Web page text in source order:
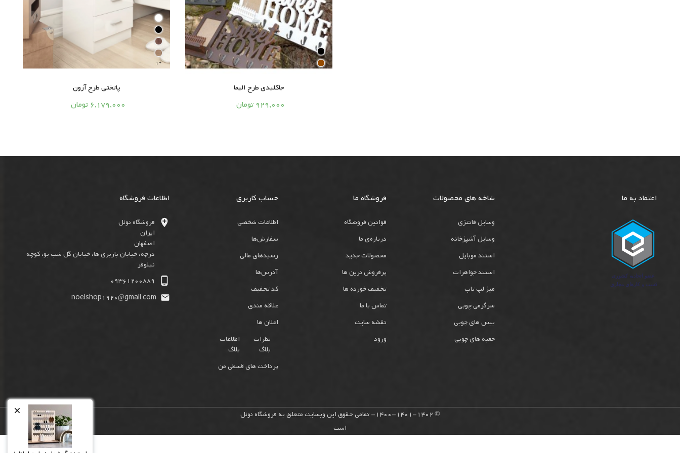

1 
پاتختی طرح آرون


6,179,000 تومان
جاکلیدی طرح الیما


929,000 تومان
اعتماد به ما شاخه های محصولات
وسایل فانتزی
وسایل آشپزخانه
استند موبایل
استند جواهرات
میز لپ تاپ
سرگرمی چوبی
بیس های چوبی
جعبه های چوبی
فروشگاه ما
قوانین فروشگاه
درباره‌ی ما
محصولات جدید
پرفروش ترین ها
تخفیف خورده ها
تماس با ما
نقشه سایت
ورود
حساب کاربری
اطلاعات شخصی
سفارش‌ها
رسیدهای مالی
آدرس‌ها
کد تخفیف
علاقه مندی
اعلان ها
نظرات
بلاگ
اطلاعات
بلاگ
پرداخت های قسطی من
اطلاعات فروشگاه

فروشگاه نوئل
ایران
اصفهان
درچه، خیابان باربری ها، خیابان گل شب بو، کوچه
نیلوفر

09361200889

noelshop1920@gmail.com
© 1400-1401-1402- تمامی حقوق این وبسایت متعلق به فروشگاه نوئل
است